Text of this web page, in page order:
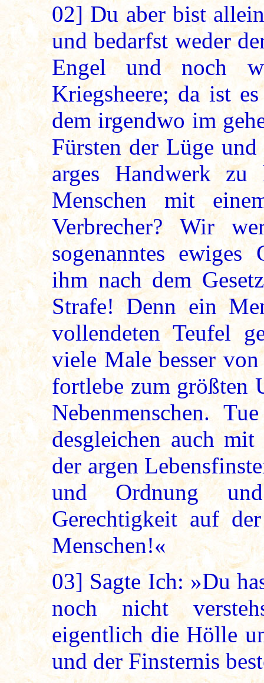
02] Du aber bist
und bedarfst weder
Engel und noch
Kriegsheere; da ist
dem irgendwo im
Fürsten der Lüge
arges Handwerk
Menschen mit
Verbrecher? Wir
sogenanntes
ihm nach dem
Strafe! Denn ein
vollendeten Teufel
viele Male besser
fortlebe zum größten
Nebenmenschen.
desgleichen auch
der argen
und Ordnung
Gerechtigkeit auf
Menschen!«
03] Sagte Ich: »Du
noch nicht
eigentlich die Hölle
und der Finsternis